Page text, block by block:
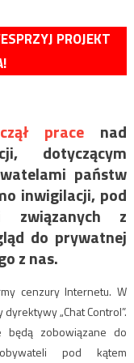
PROJEKT
prace nad
dotyczącym
państw
inwigilacji, pod
związanych z
do prywatnej
z nas.
cenzury Internetu. W
„Chat Control”.
będą zobowiązane do
pod kątem